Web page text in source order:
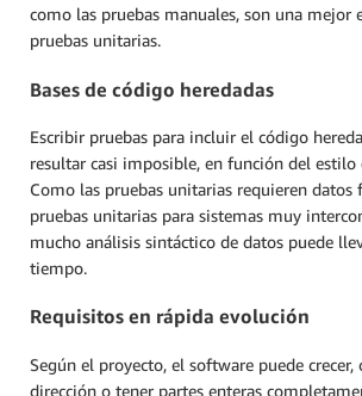
como las pruebas manuales, son una mejor
pruebas unitarias.
Bases de código heredadas
Escribir pruebas para incluir el código
resultar casi imposible, en función del estilo
Como las pruebas unitarias requieren datos
pruebas unitarias para sistemas muy
mucho análisis sintáctico de datos puede
tiempo.
Requisitos en rápida evolución
Según el proyecto, el software puede crecer,
dirección o tener partes enteras